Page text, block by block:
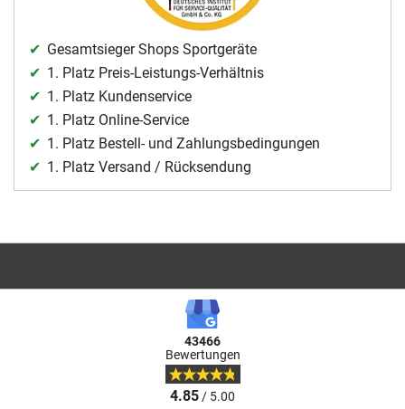
Gesamtsieger Shops Sportgeräte
1. Platz Preis-Leistungs-Verhältnis
1. Platz Kundenservice
1. Platz Online-Service
1. Platz Bestell- und Zahlungsbedingungen
1. Platz Versand / Rücksendung
43466
Bewertungen
4.85/ 5.00